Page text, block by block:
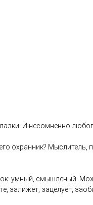
И несомненно
Мыслитель,
умный, смышленый.
залижет, зацелует,